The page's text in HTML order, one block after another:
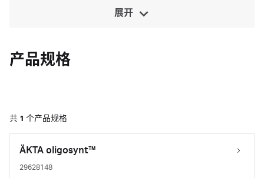
展开
产品规格
共 1 个产品规格
ÄKTA oligosynt™
29628148